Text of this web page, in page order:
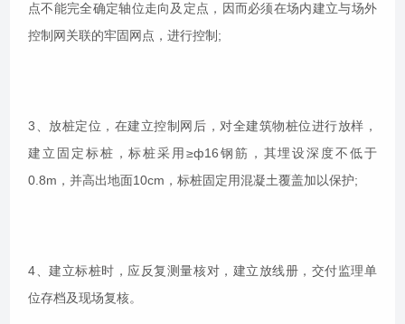
点不能完全确定轴位走向及定点，因而必须在场内建立与场外
控制网关联的牢固网点，进行控制;
3、放桩定位，在建立控制网后，对全建筑物桩位进行放样，
建立固定标桩，标桩采用≥ф16钢筋，其埋设深度不低于
0.8m，并高出地面10cm，标桩固定用混凝土覆盖加以保护;
4、建立标桩时，应反复测量核对，建立放线册，交付监理单
位存档及现场复核。